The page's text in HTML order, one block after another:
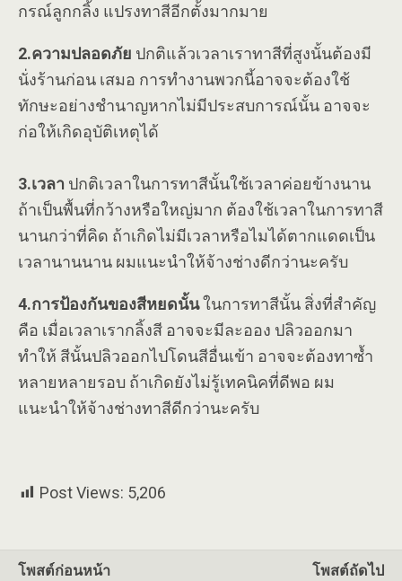
กรณ์ลูกกลิ้ง แปรงทาสีอีกตั้งมากมาย
2.ความปลอดภัย ปกติแล้วเวลาเราทาสีที่สูงนั้นต้องมี
นั่งร้านก่อน เสมอ การทำงานพวกนี้อาจจะต้องใช้
ทักษะอย่างชำนาญหากไม่มีประสบการณ์นั้น อาจจะ
ก่อให้เกิดอุบัติเหตุได้
3.เวลา ปกติเวลาในการทาสีนั้นใช้เวลาค่อยข้างนาน
ถ้าเป็นพื้นที่กว้างหรือใหญ่มาก ต้องใช้เวลาในการทาสี
นานกว่าที่คิด ถ้าเกิดไม่มีเวลาหรือไมได้ตากแดดเป็น
เวลานานนาน ผมแนะนำให้จ้างช่างดีกว่านะครับ
4.การป้องกันของสีหยดนั้นในการทาสีนั้น สิ่งที่สำคัญ
คือ เมื่อเวลาเรากลิ้งสี อาจจะมีละออง ปลิวออกมา
ทำให้ สีนั้นปลิวออกไปโดนสีอื่นเข้า อาจจะต้องทาซ้ำ
หลายหลายรอบ ถ้าเกิดยังไม่รู้เทคนิคที่ดีพอ ผม
แนะนำให้จ้างช่างทาสีดีกว่านะครับ
Post Views: 5,206
โพสต์ก่อนหน้า โพสต์ถัดไป